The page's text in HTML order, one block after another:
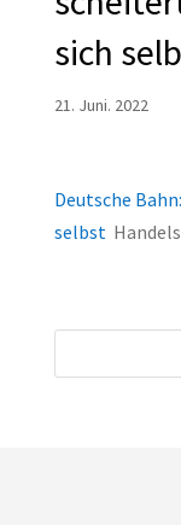
sich
21. Juni. 2022
Deutsche
selbst